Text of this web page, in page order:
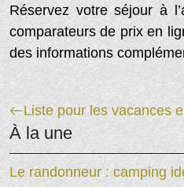
Réservez votre séjour à
comparateurs de prix en
des informations
Liste pour les vacances
À la une
Le randonneur : camping